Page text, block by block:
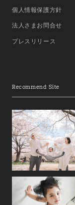
個人情報保護方針
法人さまお問合せ
プレスリリース
Recommend Site